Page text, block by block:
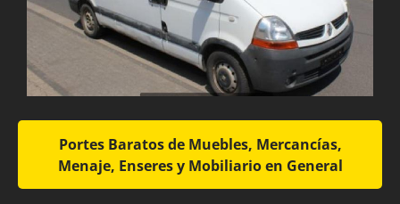
Portes Baratos de Muebles, Mercancías,
Menaje, Enseres y Mobiliario en General